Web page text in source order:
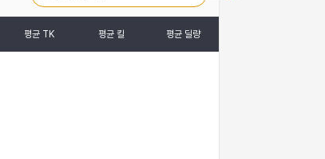
평균 TK 평균 킬 평균 딜량